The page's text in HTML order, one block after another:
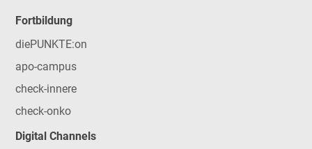
Fortbildung
diePUNKTE:on
apo-campus
check-innere
check-onko
Digital Channels